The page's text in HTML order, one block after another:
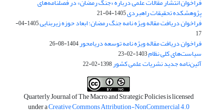
پژوهشکده تحقیقات راهبردی1405-04-21
فراخوان دریافت مقاله ویژه نامه جنگ رمضان؛ ابعاد حوزه زیربنایی
1405-04-
17
فراخوان دریافت مقاله ویژه نامه توسعه دریامحور1404-08-26
سیاست‌های کلی نظام1403-02-23
آئین‌نامه جدید نشریات علمی کشور1398-02-22
Quarterly Journal of The Macro and Strategic Policies is licensed
under aCreative Commons Attribution-NonCommercial 4.0